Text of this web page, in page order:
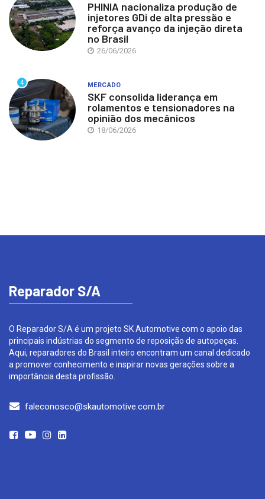
PHINIA nacionaliza produção de
injetores GDi de alta pressão e
reforça avanço da injeção direta
no Brasil
26/06/2026
4 MERCADO
SKF consolida liderança em
rolamentos e tensionadores na
opinião dos mecânicos
18/06/2026
Reparador S/A
O Reparador S/A é um projeto SK Automotive com o apoio das
principais indústrias do segmento de reposição de autopeças.
Aqui, reparadores do Brasil inteiro encontram um canal dedicado
a promover conhecimento e inspirar novas gerações sobre a
importância desta profissão.
faleconosco@skautomotive.com.br